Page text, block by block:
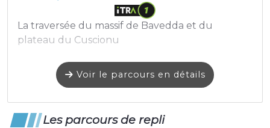
La traversée du massif de Bavedda et du
plateau du Cuscionu
Voir le parcours en détails
Les parcours de repli